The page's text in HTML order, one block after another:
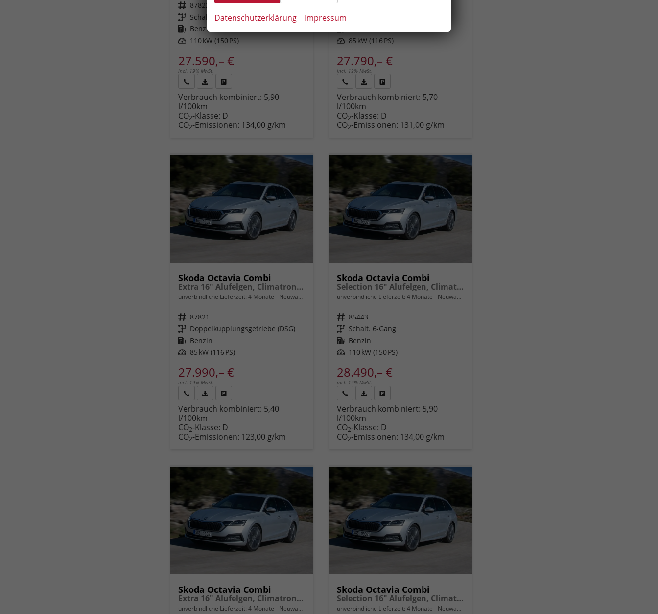
Fahrzeugnr. 87822
Getriebe Schalt. 6-Gang
Kraftstoff Benzin
Leistung 110 kW (150 PS)
27.590,– €
incl. 19% MwSt.
anfordernDatei,
Fahrzeugexposé
drucken
drucken,
oder
vergleichen
Verbrauch kombiniert: 5,90
l/100km
CO2-Klasse: D
CO2-Emissionen: 134,00 g/km
Getriebe
Leistung 85 kW (116 PS)
27.790,– €
incl. 19% MwSt.
anfordernDatei,
Fahrzeugexposé
drucken
drucken,
oder
vergleichen
Verbrauch kombiniert: 5,70
l/100km
CO2-Klasse: D
CO2-Emissionen: 131,00 g/km
Skoda Octavia Combi
Extra 16" Alufelgen, Climatronic, LED-Scheinwerfer, Parksensoren hinten, Radio 10" + Wireless Smartlink, Tempomat, Multifunktions-Lederlenkrad, Dachreling uvm.
unverbindliche Lieferzeit: 4 Monate Neuwagen
Fahrzeugnr. 87821
Getriebe Doppelkupplungsgetriebe (DSG)
Kraftstoff Benzin
Leistung 85 kW (116 PS)
27.990,– €
incl. 19% MwSt.
anfordernDatei,
Fahrzeugexposé
drucken
drucken,
oder
vergleichen
Verbrauch kombiniert: 5,40
l/100km
CO2-Klasse: D
CO2-Emissionen: 123,00 g/km
Skoda Octavia Combi
Selection 16" Alufelgen, Climatronic, LED-Scheinwerfer, Parksensoren hinten, Radio 10" + Wireless Smartlink, Tempomat, Multifunktions-Lederlenkrad, Dachreling uvm.
unverbindliche Lieferzeit: 4 Monate Neuwagen
Fahrzeugnr. 85443
Getriebe Schalt. 6-Gang
Kraftstoff Benzin
Leistung 110 kW (150 PS)
28.490,– €
incl. 19% MwSt.
anfordernDatei,
Fahrzeugexposé
drucken
drucken,
oder
vergleichen
Verbrauch kombiniert: 5,90
l/100km
CO2-Klasse: D
CO2-Emissionen: 134,00 g/km
Skoda Octavia Combi
Extra 16" Alufelgen, Climatronic, LED-Scheinwerfer, Parksensoren hinten, Radio 10" + Wireless Smartlink, Tempomat, Multifunktions-Lederlenkrad, Dachreling uvm.
unverbindliche Lieferzeit: 4 Monate Neuwagen
Skoda Octavia Combi
Selection 16" Alufelgen, Climatronic, LED-Scheinwerfer, Parksensoren hinten, Radio 10" + Wireless Smartlink, Tempomat, Multifunktions-Lederlenkrad, Dachreling uvm.
unverbindliche Lieferzeit: 4 Monate Neuwagen
Datenschutzerklärung Impressum